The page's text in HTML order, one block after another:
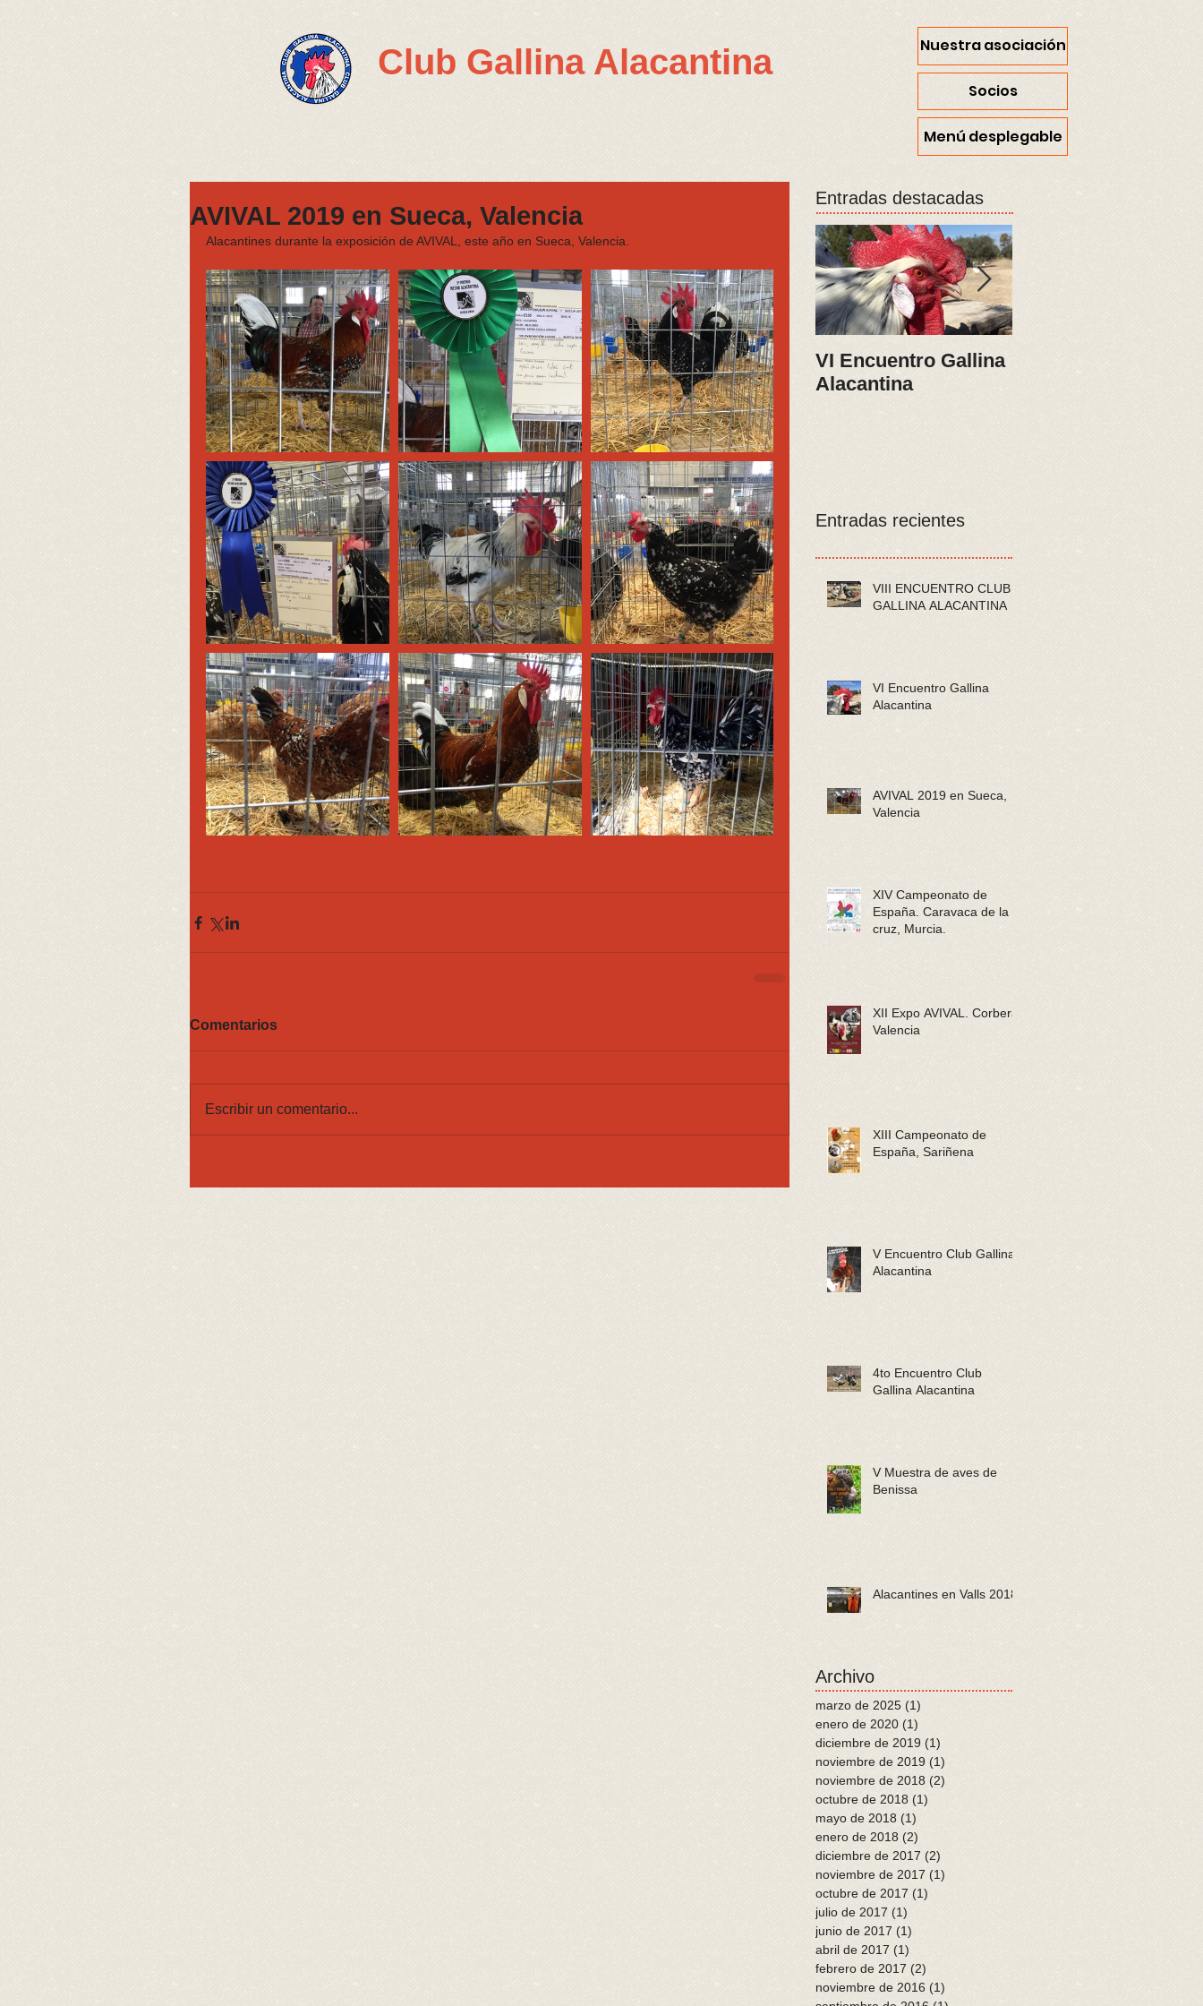
Club Gallina Alacantina Nuestra asociación
Socios
Menú desplegable
AVIVAL 2019 en Sueca, Valencia
Alacantines durante la exposición de AVIVAL, este año en Sueca, Valencia.
Comentarios
Escribir un comentario...
Entradas destacadas
VI Encuentro Gallina
Alacantina
Entradas recientes
VIII ENCUENTRO CLUB
GALLINA ALACANTINA
VI Encuentro Gallina
Alacantina
AVIVAL 2019 en Sueca,
Valencia
XIV Campeonato de
España. Caravaca de la
cruz, Murcia.
XII Expo AVIVAL. Corbera,
Valencia
XIII Campeonato de
España, Sariñena
V Encuentro Club Gallina
Alacantina
4to Encuentro Club
Gallina Alacantina
V Muestra de aves de
Benissa
Alacantines en Valls 2018
Archivo
marzo de 2025 (1)
enero de 2020 (1)
diciembre de 2019 (1)
noviembre de 2019 (1)
noviembre de 2018 (2)
octubre de 2018 (1)
mayo de 2018 (1)
enero de 2018 (2)
diciembre de 2017 (2)
noviembre de 2017 (1)
octubre de 2017 (1)
julio de 2017 (1)
junio de 2017 (1)
abril de 2017 (1)
febrero de 2017 (2)
noviembre de 2016 (1)